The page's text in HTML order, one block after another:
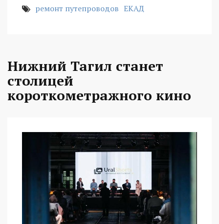
ремонт путепроводов ЕКАД
Нижний Тагил станет
столицей
короткометражного кино